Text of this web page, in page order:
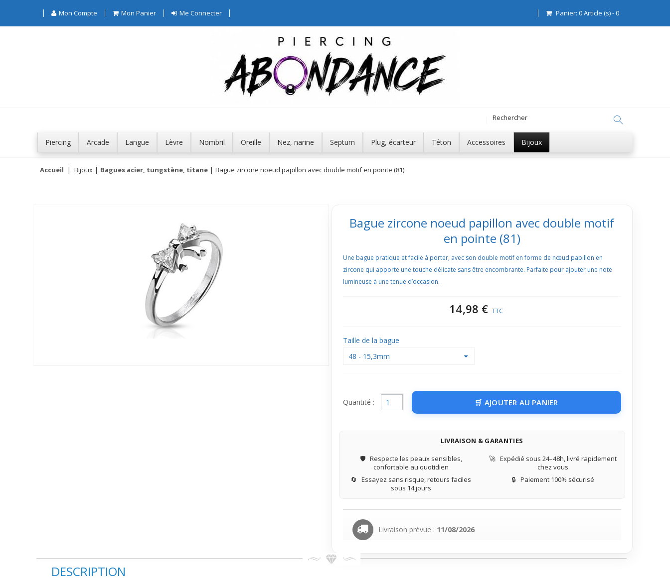
Mon Compte Mon Panier Me Connecter Panier: 0Article (s)-0
Piercing Arcade Langue Lèvre Nombril Oreille Nez, narine Septum Plug, écarteur Téton Accessoires Bijoux
Accueil Bijoux Bagues acier, tungstène, titane Bague zircone noeud papillon avec double motif en pointe (81)
Bague zircone noeud papillon avec double motif
en pointe (81)
Une bague pratique et facile à porter, avec son double motif en forme de nœud papillon en
zircone qui apporte une touche délicate sans être encombrante. Parfaite pour ajouter une note
lumineuse à une tenue d’occasion.
14,98 € TTC
Taille de la bague
48 - 15,3mm
Quantité : AJOUTER AU PANIER
LIVRAISON & GARANTIES
🛡️ Respecte les peaux sensibles,
confortable au quotidien
🚀 Expédié sous 24–48h, livré rapidement
chez vous
🔄 Essayez sans risque, retours faciles
sous 14 jours
🔒 Paiement 100% sécurisé
Livraison prévue : 11/08/2026
DESCRIPTION